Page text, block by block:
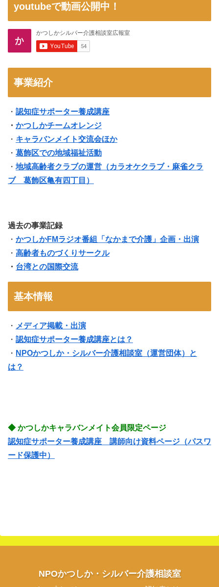
youtubeで動画公開中！
事業紹介
・ 認知症サポーター養成講座
・ かつしかチームオレンジ
・ キャラバンメイト交流会ほか
・ 葛飾区での地域福祉活動
・ 地域高齢者クラブの運営（カラオケクラブ・麻雀クラ
ブ 葛飾区亀有四丁目 ）
過去の事業記録
・ かつしかFMラジオ番組「なかまで介護」企画・出演
・ 高齢者ものづくりサークル
・ 台湾との国際交流
基本情報
・ メディア掲載・出演
・ 認知症サポーター養成講座とは？
・ NPOかつしか・シルバー介護相談室（運営団体）と
は？
◆ かつしかキャラバンメイト会員限定ページ
認知症サポーター養成講座 講師向け資料ページ（パスワ
ード保護中）
NPOかつしか・シルバー介護相談室